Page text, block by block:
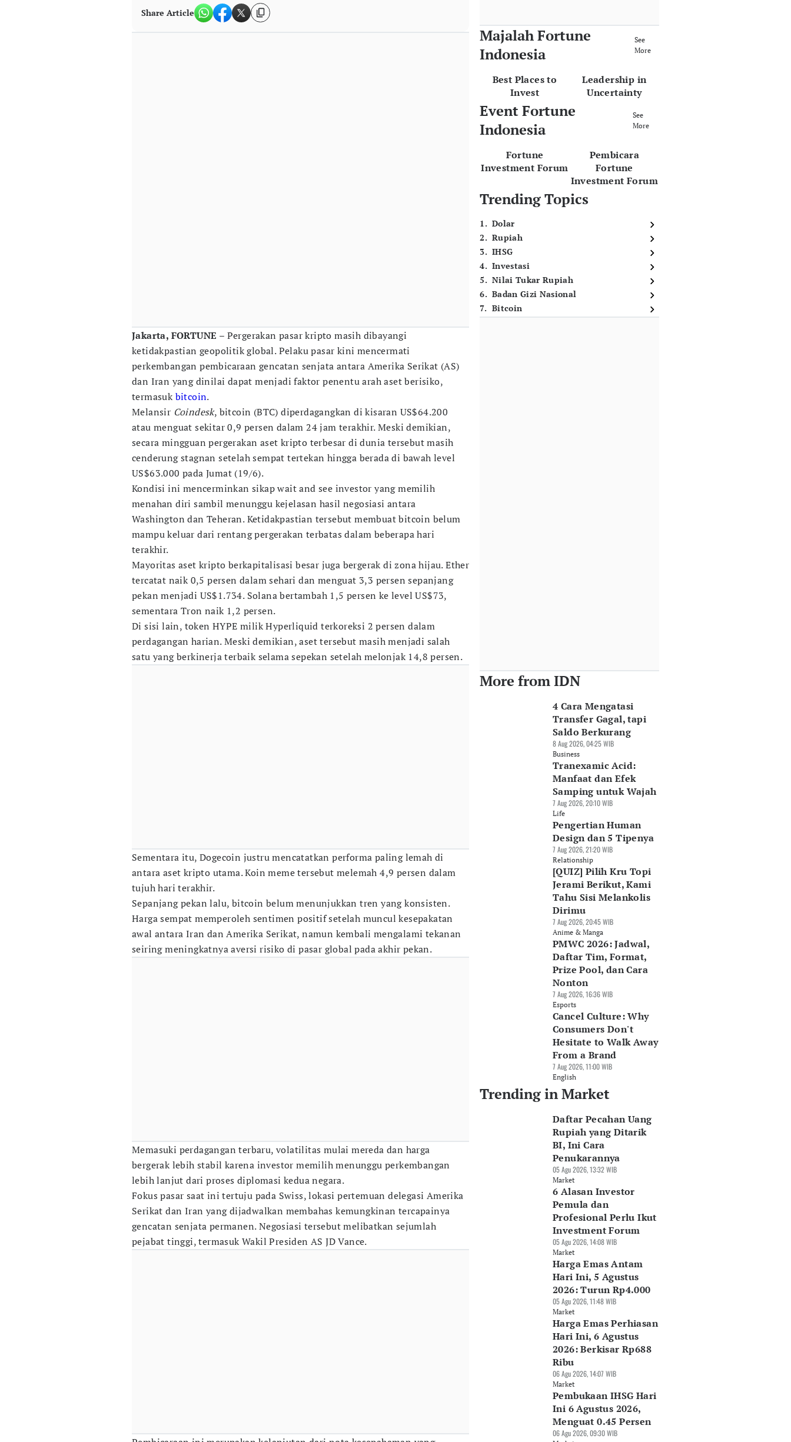
Share Article
Jakarta, FORTUNE – Pergerakan pasar kripto masih dibayangi
ketidakpastian geopolitik global. Pelaku pasar kini mencermati
perkembangan pembicaraan gencatan senjata antara Amerika Serikat (AS)
dan Iran yang dinilai dapat menjadi faktor penentu arah aset berisiko,
termasukbitcoin.
Melansir Coindesk, bitcoin (BTC) diperdagangkan di kisaran US$64.200
atau menguat sekitar 0,9 persen dalam 24 jam terakhir. Meski demikian,
secara mingguan pergerakan aset kripto terbesar di dunia tersebut masih
cenderung stagnan setelah sempat tertekan hingga berada di bawah level
US$63.000 pada Jumat (19/6).
Kondisi ini mencerminkan sikap wait and see investor yang memilih
menahan diri sambil menunggu kejelasan hasil negosiasi antara
Washington dan Teheran. Ketidakpastian tersebut membuat bitcoin belum
mampu keluar dari rentang pergerakan terbatas dalam beberapa hari
terakhir.
Mayoritas aset kripto berkapitalisasi besar juga bergerak di zona hijau. Ether
tercatat naik 0,5 persen dalam sehari dan menguat 3,3 persen sepanjang
pekan menjadi US$1.734. Solana bertambah 1,5 persen ke level US$73,
sementara Tron naik 1,2 persen.
Di sisi lain, token HYPE milik Hyperliquid terkoreksi 2 persen dalam
perdagangan harian. Meski demikian, aset tersebut masih menjadi salah
satu yang berkinerja terbaik selama sepekan setelah melonjak 14,8 persen.
Sementara itu, Dogecoin justru mencatatkan performa paling lemah di
antara aset kripto utama. Koin meme tersebut melemah 4,9 persen dalam
tujuh hari terakhir.
Sepanjang pekan lalu, bitcoin belum menunjukkan tren yang konsisten.
Harga sempat memperoleh sentimen positif setelah muncul kesepakatan
awal antara Iran dan Amerika Serikat, namun kembali mengalami tekanan
seiring meningkatnya aversi risiko di pasar global pada akhir pekan.
Memasuki perdagangan terbaru, volatilitas mulai mereda dan harga
bergerak lebih stabil karena investor memilih menunggu perkembangan
lebih lanjut dari proses diplomasi kedua negara.
Fokus pasar saat ini tertuju pada Swiss, lokasi pertemuan delegasi Amerika
Serikat dan Iran yang dijadwalkan membahas kemungkinan tercapainya
gencatan senjata permanen. Negosiasi tersebut melibatkan sejumlah
pejabat tinggi, termasuk Wakil Presiden AS JD Vance.
Majalah Fortune
Indonesia
See
More
Best Places to
Invest
Leadership in
Uncertainty
Event Fortune
Indonesia
See
More
Fortune
Investment Forum
Pembicara
Fortune
Investment Forum
Trending Topics
1. Dolar
2. Rupiah
3. IHSG
4. Investasi
5. Nilai Tukar Rupiah
6. Badan Gizi Nasional
7. Bitcoin
More from IDN
4 Cara Mengatasi
Transfer Gagal, tapi
Saldo Berkurang
8 Aug 2026, 04:25 WIB
Business
Tranexamic Acid:
Manfaat dan Efek
Samping untuk Wajah
7 Aug 2026, 20:10 WIB
Life
Pengertian Human
Design dan 5 Tipenya
7 Aug 2026, 21:20 WIB
Relationship
[QUIZ] Pilih Kru Topi
Jerami Berikut, Kami
Tahu Sisi Melankolis
Dirimu
7 Aug 2026, 20:45 WIB
Anime & Manga
PMWC 2026: Jadwal,
Daftar Tim, Format,
Prize Pool, dan Cara
Nonton
7 Aug 2026, 16:36 WIB
Esports
Cancel Culture: Why
Consumers Don't
Hesitate to Walk Away
From a Brand
7 Aug 2026, 11:00 WIB
English
Trending in Market
Daftar Pecahan Uang
Rupiah yang Ditarik
BI, Ini Cara
Penukarannya
05 Agu 2026, 13:32 WIB
Market
6 Alasan Investor
Pemula dan
Profesional Perlu Ikut
Investment Forum
05 Agu 2026, 14:08 WIB
Market
Harga Emas Antam
Hari Ini, 5 Agustus
2026: Turun Rp4.000
05 Agu 2026, 11:48 WIB
Market
Harga Emas Perhiasan
Hari Ini, 6 Agustus
2026: Berkisar Rp688
Ribu
06 Agu 2026, 14:07 WIB
Market
Pembukaan IHSG Hari
Ini 6 Agustus 2026,
Menguat 0.45 Persen
06 Agu 2026, 09:30 WIB